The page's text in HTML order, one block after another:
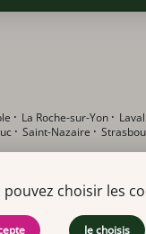
· La Roche-sur-Yon · Laval
· Saint-Nazaire ·
Alternant DEUST F/H·
pouvez choisir les
Je choisis